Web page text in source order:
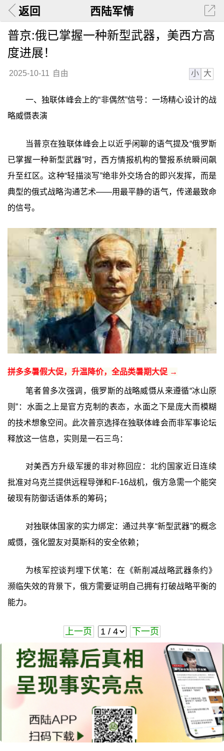
返回 西陆军情
普京:俄已掌握一种新型武器，美西方高
度进展！
2025-10-11 自由 小 大
一、独联体峰会上的“非偶然”信号：一场精心设计的战
略威慑表演
当普京在独联体峰会上以近乎闲聊的语气提及“俄罗斯
已掌握一种新型武器”时，西方情报机构的警报系统瞬间飙
升至红区。这种“轻描淡写”绝非外交场合的即兴发挥，而是
典型的俄式战略沟通艺术——用最平静的语气，传递最致命
的信号。
拼多多暑假大促，升温降价，全品类暑期大促 →
笔者曾多次强调，俄罗斯的战略威慑从来遵循“冰山原
则”：水面之上是官方克制的表态，水面之下是庞大而模糊
的技术想象空间。此次普京选择在独联体峰会而非军事论坛
释放这一信息，实则是一石三鸟：
对美西方升级军援的非对称回应：北约国家近日连续
批准对乌克兰提供远程导弹和F-16战机，俄方急需一个能突
破现有防御话语体系的筹码；
对独联体国家的实力绑定：通过共享“新型武器”的概念
威慑，强化盟友对莫斯科的安全依赖；
为核军控谈判埋下伏笔：在《新削减战略武器条约》
濒临失效的背景下，俄方需要证明自己拥有打破战略平衡的
能力。
上一页 下一页